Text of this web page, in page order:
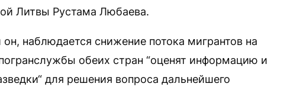
Литвы Рустама Любаева.
наблюдается снижение потока мигрантов на
обеих стран “оценят информацию и
для решения вопроса дальнейшего